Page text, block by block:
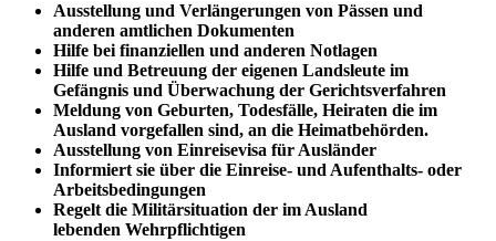
Ausstellung und Verlängerungen von Pässen und
anderen amtlichen Dokumenten
Hilfe bei finanziellen und anderen Notlagen
Hilfe und Betreuung der eigenen Landsleute im
Gefängnis und Überwachung der Gerichtsverfahren
Meldung von Geburten, Todesfälle, Heiraten die im
Ausland vorgefallen sind, an die Heimatbehörden.
Ausstellung von Einreisevisa für Ausländer
Informiert sie über die Einreise- und Aufenthalts- oder
Arbeitsbedingungen
Regelt die Militärsituation der im Ausland
lebenden Wehrpflichtigen